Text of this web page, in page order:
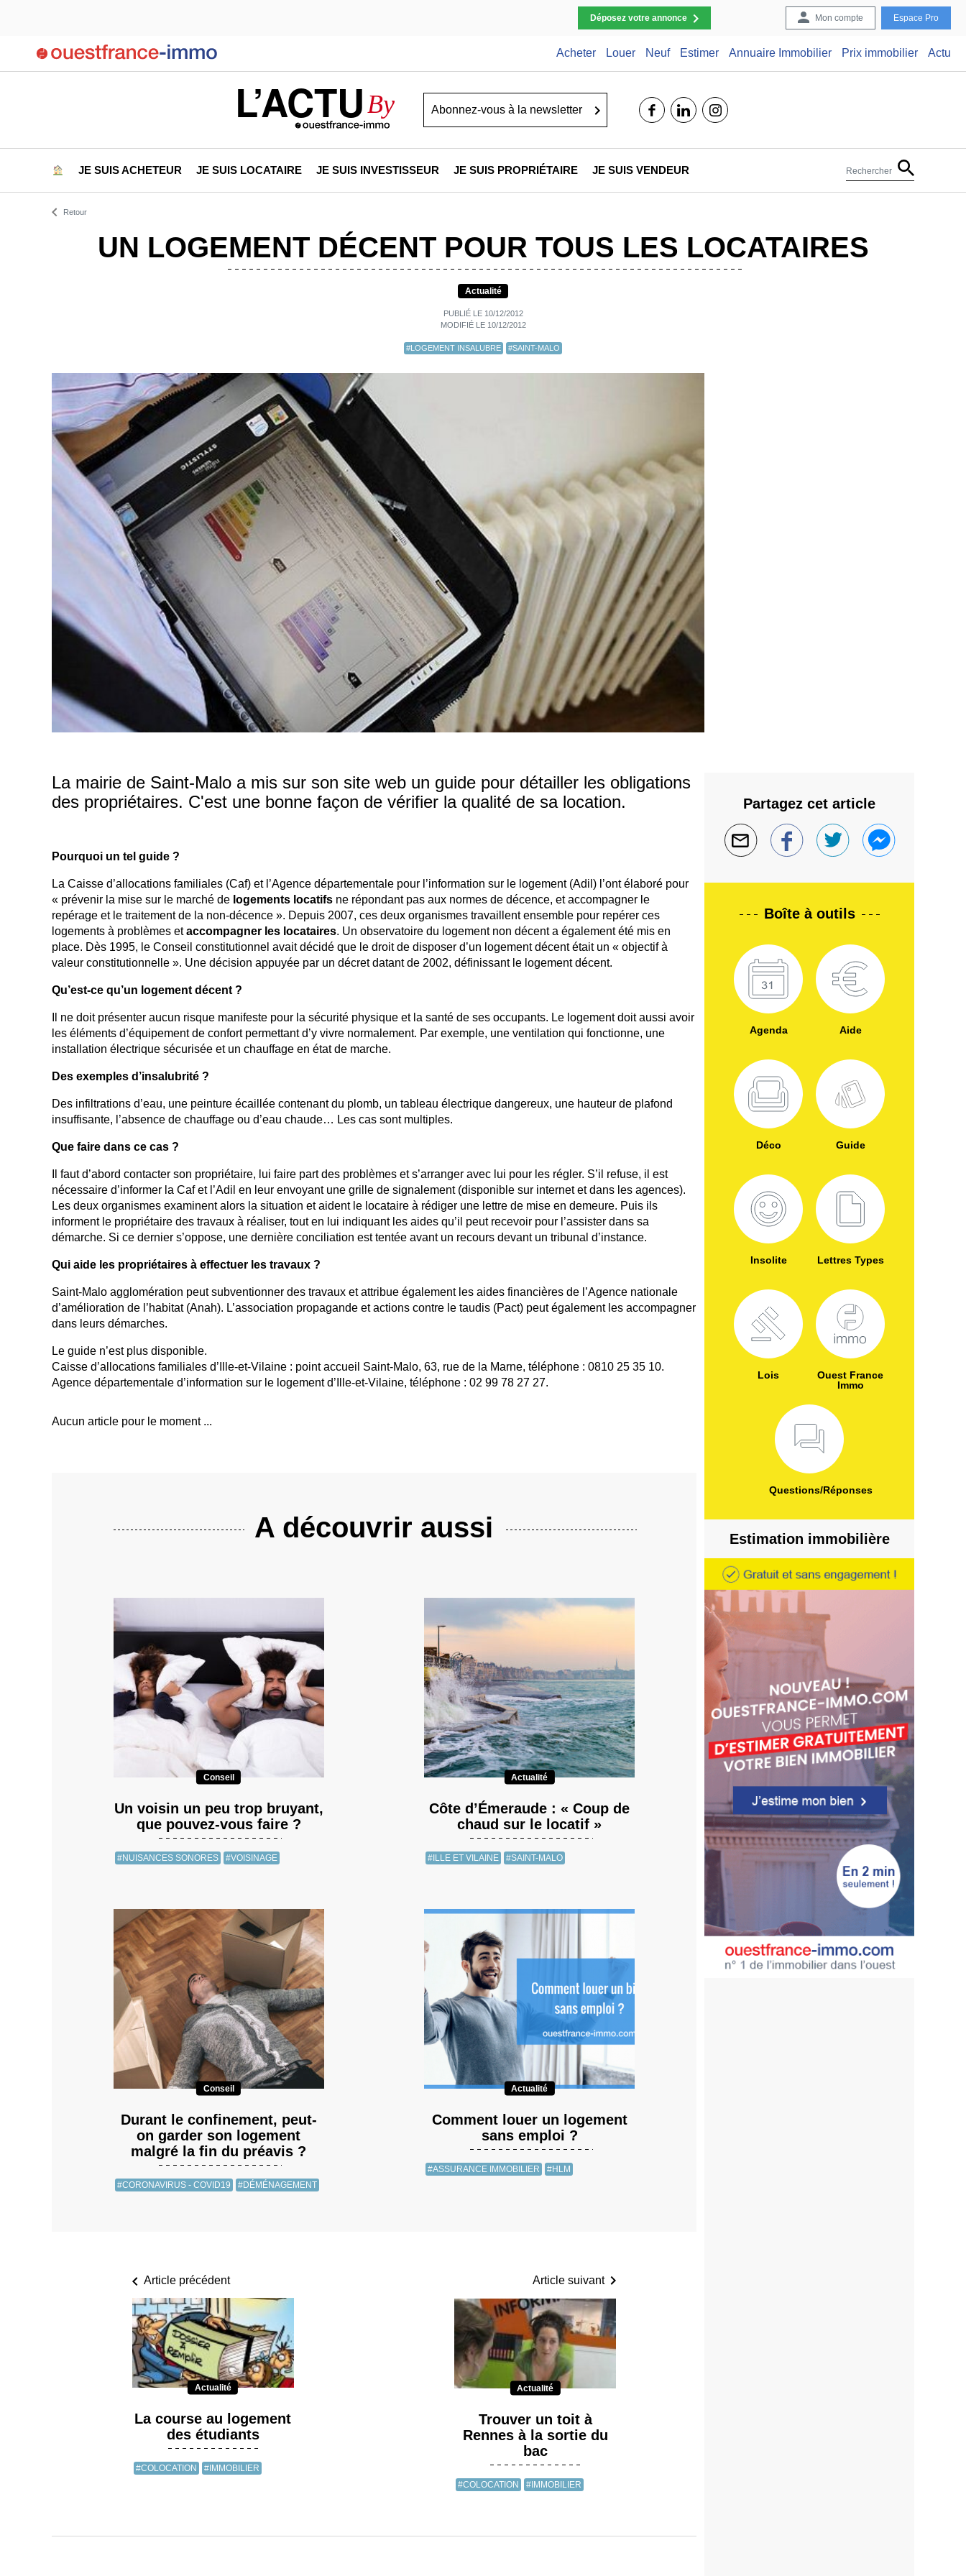
Déposez votre annonce Mon compte Espace Pro
Acheter Louer Neuf Estimer Annuaire Immobilier Prix immobilier Actu
L’ACTU By facebooklinkedin
JE SUIS ACHETEUR JE SUIS LOCATAIRE JE SUIS INVESTISSEUR JE SUIS PROPRIÉTAIRE JE SUIS VENDEUR Rechercher
Retour
UN LOGEMENT DÉCENT POUR TOUS LES LOCATAIRES
Actualité
PUBLIÉ LE 10/12/2012
MODIFIÉ LE 10/12/2012
#LOGEMENT INSALUBRE #SAINT-MALO
La mairie de Saint-Malo a mis sur son site web un guide pour détailler les obligations
des propriétaires. C'est une bonne façon de vérifier la qualité de sa location.
Pourquoi un tel guide ?
La Caisse d’allocations familiales (Caf) et l’Agence départementale pour l’information sur le logement (Adil) l’ont élaboré pour
« prévenir la mise sur le marché de logements locatifs ne répondant pas aux normes de décence, et accompagner le
repérage et le traitement de la non-décence ». Depuis 2007, ces deux organismes travaillent ensemble pour repérer ces
logements à problèmes etaccompagner les locataires. Un observatoire du logement non décent a également été mis en
place. Dès 1995, le Conseil constitutionnel avait décidé que le droit de disposer d’un logement décent était un « objectif à
valeur constitutionnelle ». Une décision appuyée par un décret datant de 2002, définissant le logement décent.
Qu’est-ce qu’un logement décent ?
Il ne doit présenter aucun risque manifeste pour la sécurité physique et la santé de ses occupants. Le logement doit aussi avoir
les éléments d’équipement de confort permettant d’y vivre normalement. Par exemple, une ventilation qui fonctionne, une
installation électrique sécurisée et un chauffage en état de marche.
Des exemples d’insalubrité ?
Des infiltrations d’eau, une peinture écaillée contenant du plomb, un tableau électrique dangereux, une hauteur de plafond
insuffisante, l’absence de chauffage ou d’eau chaude… Les cas sont multiples.
Que faire dans ce cas ?
Il faut d’abord contacter son propriétaire, lui faire part des problèmes et s’arranger avec lui pour les régler. S’il refuse, il est
nécessaire d’informer la Caf et l’Adil en leur envoyant une grille de signalement (disponible sur internet et dans les agences).
Les deux organismes examinent alors la situation et aident le locataire à rédiger une lettre de mise en demeure. Puis ils
informent le propriétaire des travaux à réaliser, tout en lui indiquant les aides qu’il peut recevoir pour l’assister dans sa
démarche. Si ce dernier s’oppose, une dernière conciliation est tentée avant un recours devant un tribunal d’instance.
Qui aide les propriétaires à effectuer les travaux ?
Saint-Malo agglomération peut subventionner des travaux et attribue également les aides financières de l’Agence nationale
d’amélioration de l’habitat (Anah). L’association propagande et actions contre le taudis (Pact) peut également les accompagner
dans leurs démarches.
Le guide n’est plus disponible.
Caisse d’allocations familiales d’Ille-et-Vilaine : point accueil Saint-Malo, 63, rue de la Marne, téléphone : 0810 25 35 10.
Agence départementale d’information sur le logement d’Ille-et-Vilaine, téléphone : 02 99 78 27 27.
Aucun article pour le moment ...
A découvrir aussi
Conseil
Un voisin un peu trop bruyant,
que pouvez-vous faire ?
#NUISANCES SONORES #VOISINAGE
Actualité
Côte d’Émeraude : « Coup de
chaud sur le locatif »
#ILLE ET VILAINE #SAINT-MALO
Conseil
Durant le confinement, peut-
on garder son logement
malgré la fin du préavis ?
#CORONAVIRUS - COVID19 #DÉMÉNAGEMENT
Actualité
Comment louer un logement
sans emploi ?
#ASSURANCE IMMOBILIER #HLM
Article précédent
Actualité
La course au logement
des étudiants
#COLOCATION #IMMOBILIER
Article suivant
Actualité
Trouver un toit à
Rennes à la sortie du
bac
#COLOCATION #IMMOBILIER
Partagez cet article
Boîte à outils
Agenda Aide
Déco Guide
Insolite Lettres Types
Lois
Ouest France
Immo
Questions/Réponses
Estimation immobilière